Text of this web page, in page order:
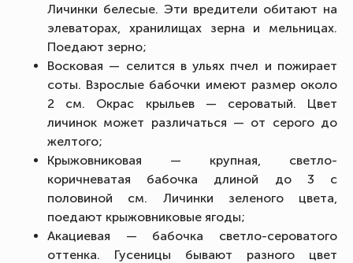
Личинки белесые. Эти вредители обитают на
элеваторах, хранилищах зерна и мельницах.
Поедают зерно;
Восковая — селится в ульях пчел и пожирает
соты. Взрослые бабочки имеют размер около
2 см. Окрас крыльев — сероватый. Цвет
личинок может различаться — от серого до
желтого;
Крыжовниковая — крупная, светло-
коричневатая бабочка длиной до 3 с
половиной см. Личинки зеленого цвета,
поедают крыжовниковые ягоды;
Акациевая — бабочка светло-сероватого
оттенка. Гусеницы бывают разного цвет